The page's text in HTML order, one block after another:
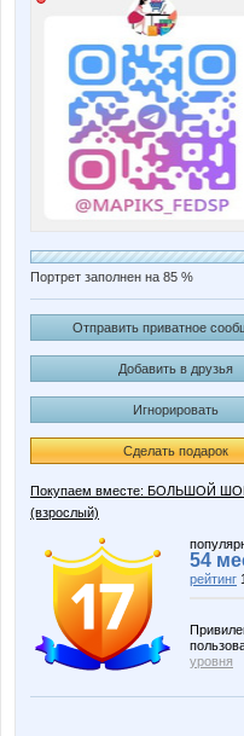
Портрет заполнен на 85 %
Отправить приватное
Добавить в друзья
Игнорировать
Сделать подарок
Покупаем вместе: БОЛЬШОЙ
(взрослый)
54
рейтинг
уровня